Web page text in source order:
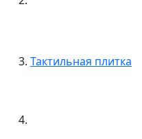
Тактильная плитка